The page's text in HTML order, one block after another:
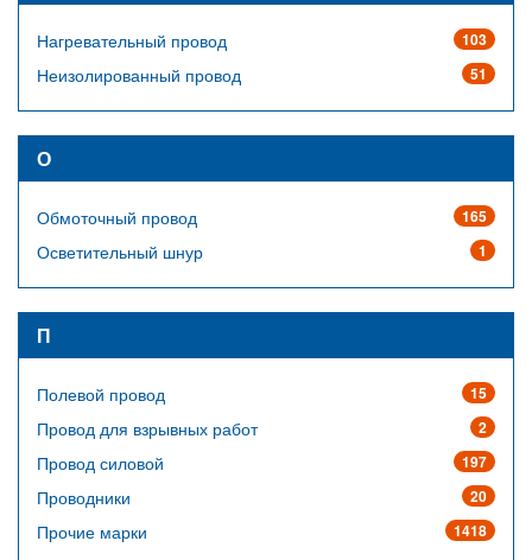
103
Нагревательный провод
51
Неизолированный провод
О
165
Обмоточный провод
1
Осветительный шнур
П
15
Полевой провод
2
Провод для взрывных работ
197
Провод силовой
20
Проводники
1418
Прочие марки